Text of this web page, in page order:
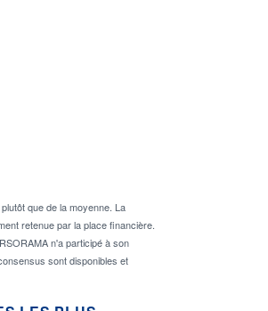
que de la moyenne. La
retenue par la place financière.
n'a participé à son
sont disponibles et